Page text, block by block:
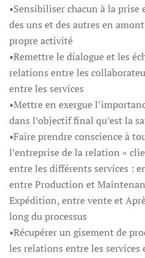
•Sensibiliser chacun à la
des uns et des autres en
propre activité
•Remettre le dialogue et les
relations entre les
entre les services
•Mettre en exergue
dans l’objectif final qu’est la
•Faire prendre conscience à
l’entreprise de la relation «
entre les différents services :
entre Production et
Expédition, entre vente et
long du processus
•Récupérer un gisement de
les relations entre les services